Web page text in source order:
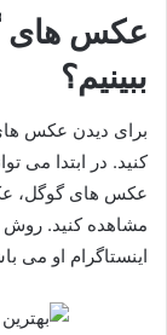
عکس های
ببینیم؟
برای دیدن عکس های
کنید. در ابتدا می
عکس های گوگل،
مشاهده کنید. روش
اینستاگرام او می